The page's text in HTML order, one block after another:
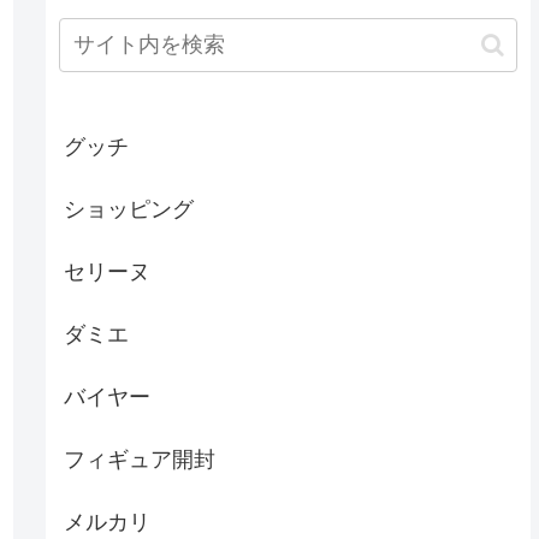
グッチ
ショッピング
セリーヌ
ダミエ
バイヤー
フィギュア開封
メルカリ